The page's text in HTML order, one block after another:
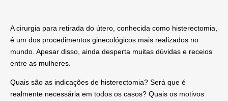
A cirurgia para retirada do útero, conhecida como histerectomia,
é um dos procedimentos ginecológicos mais realizados no
mundo . Apesar disso, ainda desperta muitas dúvidas e receios
entre as mulheres.
Quais são as indicações de histerectomia? Será que é
realmente necessária em todos os casos? Quais os motivos